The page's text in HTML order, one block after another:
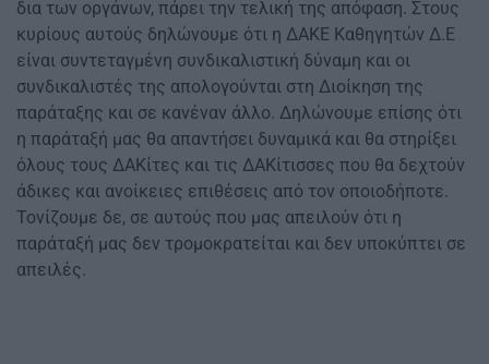
δια των οργάνων, πάρει την τελική της απόφαση. Στους
κυρίους αυτούς δηλώνουμε ότι η ΔΑΚΕ Καθηγητών Δ.Ε
είναι συντεταγμένη συνδικαλιστική δύναμη και οι
συνδικαλιστές της απολογούνται στη Διοίκηση της
παράταξης και σε κανέναν άλλο. Δηλώνουμε επίσης ότι
η παράταξή μας θα απαντήσει δυναμικά και θα στηρίξει
όλους τους ΔΑΚίτες και τις ΔΑΚίτισσες που θα δεχτούν
άδικες και ανοίκειες επιθέσεις από τον οποιοδήποτε.
Τονίζουμε δε, σε αυτούς που μας απειλούν ότι η
παράταξή μας δεν τρομοκρατείται και δεν υποκύπτει σε
απειλές.